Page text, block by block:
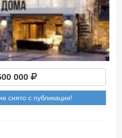
000
снято с публикации!